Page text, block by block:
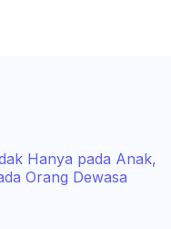
Hanya pada Anak,
Orang Dewasa